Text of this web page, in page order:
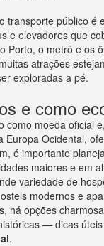
transporte público é
e elevadores que
Porto, o metrô e os
atrações
exploradas a pé.
e como
como moeda oficial
Europa Ocidental,
é importante
maiores e em
variedade de
modernos e
há opções
— dicas
.